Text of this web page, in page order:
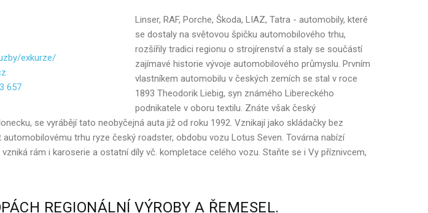
exkurze/
657
Linser, RAF, Porche, Škoda, LIAZ, Tatra - automobily, které
se dostaly na světovou špičku automobilového trhu,
rozšířily tradici regionu o strojírenství a staly se součástí
zajímavé historie vývoje automobilového průmyslu. Prvním
vlastníkem automobilu v českých zemích se stal v roce
1893 Theodorik Liebig, syn známého Libereckého
podnikatele v oboru textilu. Znáte však český
se vyrábějí tato neobyčejná auta již od roku 1992. Vznikají jako skládačky bez
trhu ryze český roadster, obdobu vozu Lotus Seven. Továrna nabízí
rám i karoserie a ostatní díly vč. kompletace celého vozu. Staňte se i Vy příznivcem,
REGIONÁLNÍ VÝROBY A ŘEMESEL.